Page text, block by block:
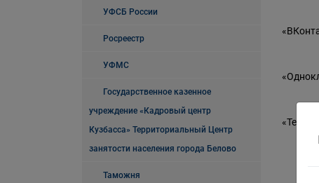
УФСБ России
Росреестр
УФМС
Государственное казенное
учреждение «Кадровый центр
Кузбасса» Территориальный Центр
занятости населения города Белово
Таможня